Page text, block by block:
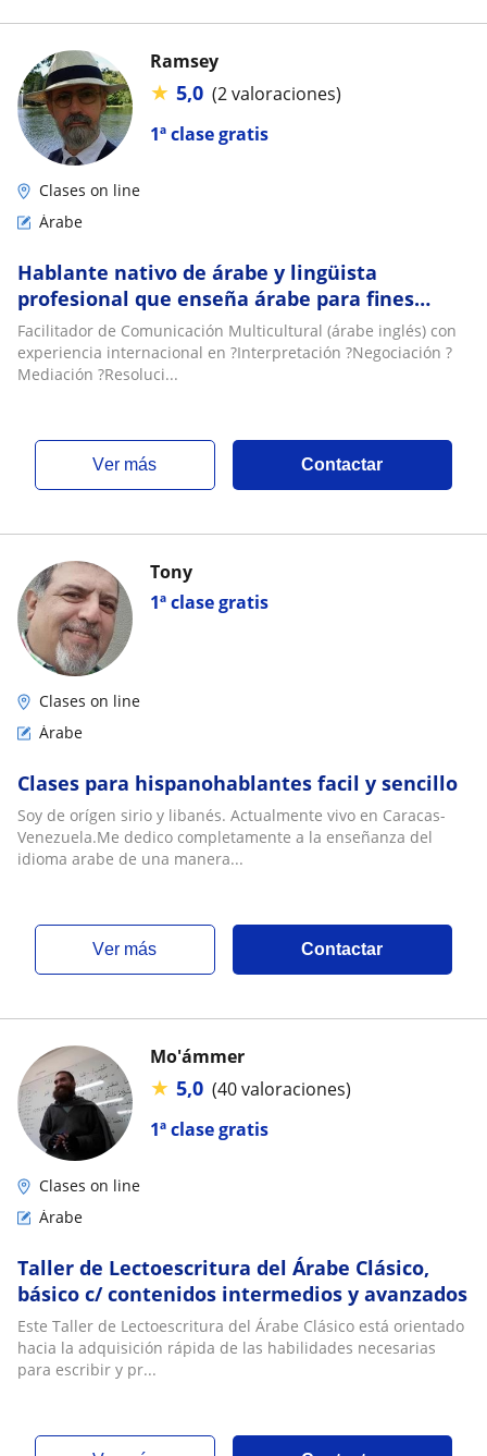
1ª clase gratis
Ramsey
★ 5,0 (2 valoraciones)
Clases on line
Árabe
Hablante nativo de árabe y lingüista
profesional que enseña árabe para fines
específicos
Facilitador de Comunicación Multicultural (árabe inglés) con
experiencia internacional en ?Interpretación ?Negociación ?
Mediación ?Resoluci...
ver más Contactar
1ª clase gratis
Tony
Clases on line
Árabe
Clases para hispanohablantes facil y sencillo
Soy de orígen sirio y libanés. Actualmente vivo en Caracas-
Venezuela.Me dedico completamente a la enseñanza del
idioma arabe de una manera...
ver más Contactar
1ª clase gratis
Mo'ámmer
★ 5,0 (40 valoraciones)
Clases on line
Árabe
Taller de Lectoescritura del Árabe Clásico,
básico c/ contenidos intermedios y avanzados
Este Taller de Lectoescritura del Árabe Clásico está orientado
hacia la adquisición rápida de las habilidades necesarias
para escribir y pr...